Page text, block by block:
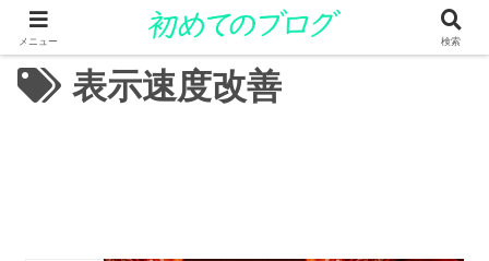
表示速度改善
メニュー 検索